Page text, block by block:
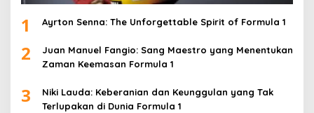
1 Ayrton Senna: The Unforgettable Spirit of Formula 1
2
Juan Manuel Fangio: Sang Maestro yang Menentukan
Zaman Keemasan Formula 1
3
Niki Lauda: Keberanian dan Keunggulan yang Tak
Terlupakan di Dunia Formula 1